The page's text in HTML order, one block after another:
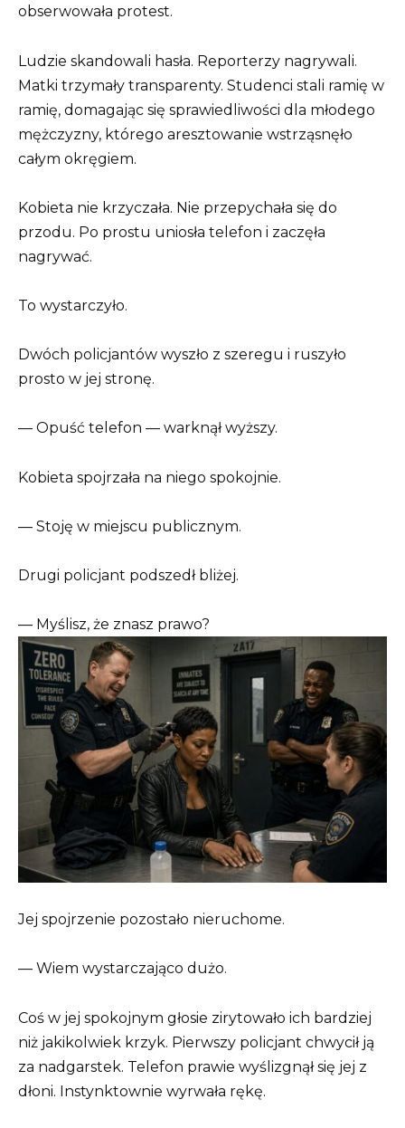
obserwowała protest.
Ludzie skandowali hasła. Reporterzy nagrywali.
Matki trzymały transparenty. Studenci stali ramię w
ramię, domagając się sprawiedliwości dla młodego
mężczyzny, którego aresztowanie wstrząsnęło
całym okręgiem.
Kobieta nie krzyczała. Nie przepychała się do
przodu. Po prostu uniosła telefon i zaczęła
nagrywać.
To wystarczyło.
Dwóch policjantów wyszło z szeregu i ruszyło
prosto w jej stronę.
— Opuść telefon — warknął wyższy.
Kobieta spojrzała na niego spokojnie.
— Stoję w miejscu publicznym.
Drugi policjant podszedł bliżej.
— Myślisz, że znasz prawo?
Jej spojrzenie pozostało nieruchome.
— Wiem wystarczająco dużo.
Coś w jej spokojnym głosie zirytowało ich bardziej
niż jakikolwiek krzyk. Pierwszy policjant chwycił ją
za nadgarstek. Telefon prawie wyślizgnął się jej z
dłoni. Instynktownie wyrwała rękę.